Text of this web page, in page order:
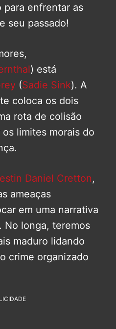
para enfrentar as
seu passado!
) está
(Sadie Sink). A
coloca os dois
rota de colisão
limites morais do
Daniel Cretton,
ameaças
em uma narrativa
No longa, teremos
maduro lidando
crime organizado